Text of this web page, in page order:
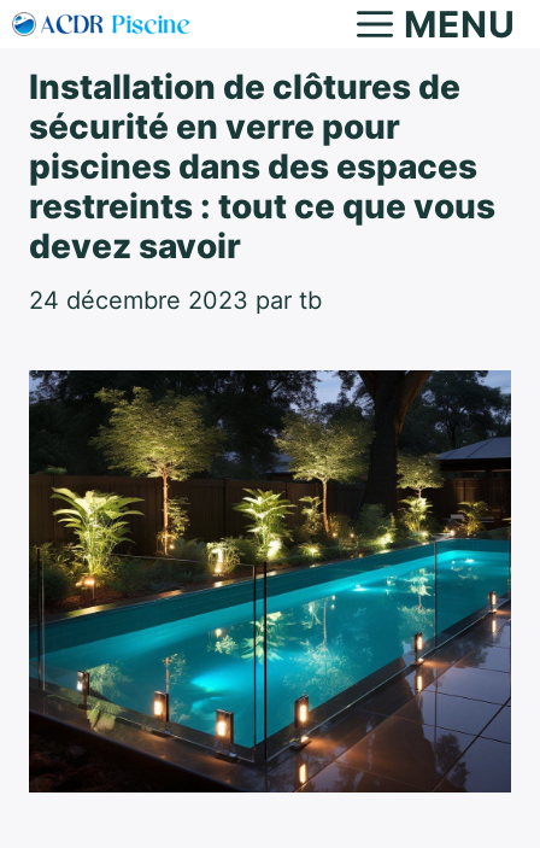
Aller
contenu
MENU
Installation de clôtures de
sécurité en verre pour
piscines dans des espaces
restreints : tout ce que vous
devez savoir
24 décembre 2023 par tb